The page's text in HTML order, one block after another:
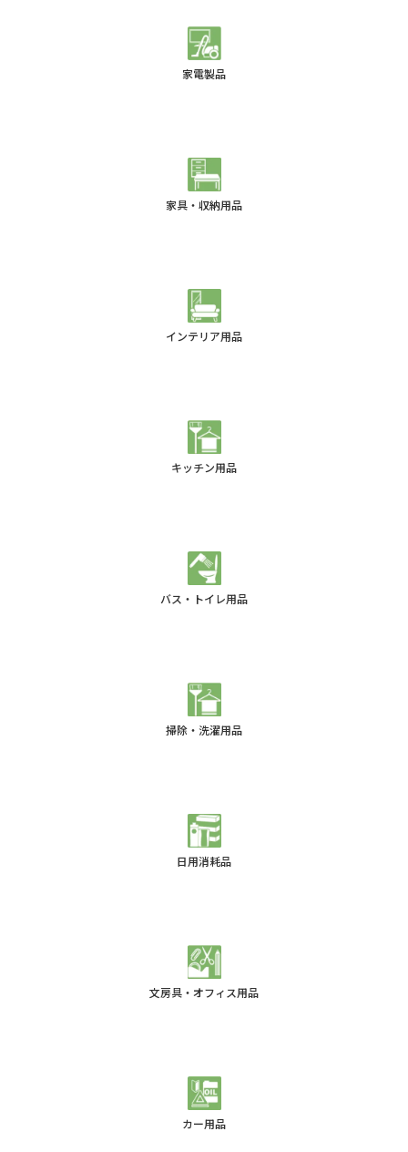
家電製品
家具・収納用品
インテリア用品
キッチン用品
バス・トイレ用品
掃除・洗濯用品
日用消耗品
文房具・オフィス用品
カー用品